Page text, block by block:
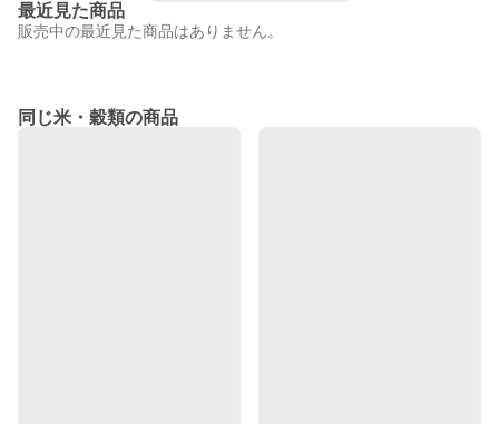
最近見た商品
販売中の最近見た商品はありません。
同じ米・穀類の商品